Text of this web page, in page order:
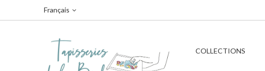
Français
COLLECTIONS